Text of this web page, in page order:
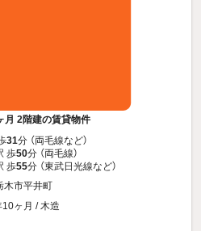
月 2階建の賃貸物件
31分 （両毛線など）
歩50分 （両毛線）
歩55分 （東武日光線など）
木市平井町
ヶ月 / 木造